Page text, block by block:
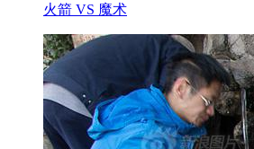
火箭 VS 魔术